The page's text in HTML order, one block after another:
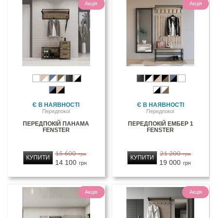
Акція
Є В НАЯВНОСТІ
Передпокої
ПЕРЕДПОКІЙ ПАНАМА
FENSTER
15 600 грн
14 100 грн
КУПИТИ
Акція
Є В НАЯВНОСТІ
Передпокої
ПЕРЕДПОКІЙ ЕМБЕР 1
FENSTER
21 200 грн
19 000 грн
КУПИТИ
Акція Акція